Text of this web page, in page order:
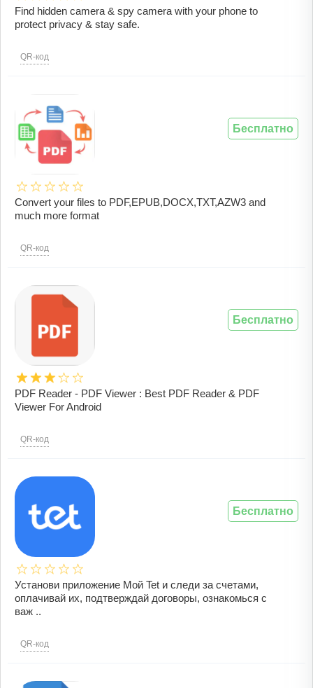
Find hidden camera & spy camera with your phone to
protect privacy & stay safe.
QR-код
Convert your files to PDF,EPUB,DOCX,TXT,AZW3 and
much more format
QR-код
Бесплатно
PDF Reader - PDF Viewer : Best PDF Reader & PDF
Viewer For Android
QR-код
Бесплатно
Установи приложение Мой Tet и следи за счетами,
оплачивай их, подтверждай договоры, ознакомься с
важ ..
QR-код
Бесплатно